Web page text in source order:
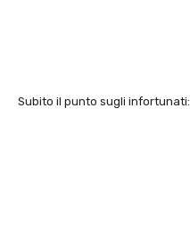
Subito il punto sugli infortunati: